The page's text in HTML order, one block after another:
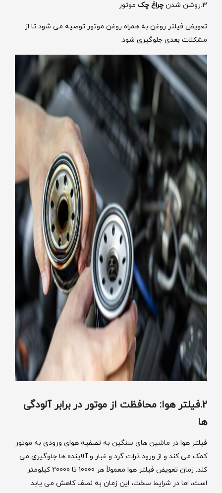
3.روشن شدن چراغ چک موتور
تعویض فیلتر روغن به همراه روغن موتور توصیه می شود تا از
مشکلات بعدی جلوگیری شود.
2.فیلتر هوا: محافظت از موتور در برابر آلودگی‌
ها
فیلتر هوا در ماشین ‌های سنگین به تصفیه هوای ورودی به موتور
کمک می ‌کند و از ورود ذرات گرد و غبار و آلاینده ‌ها جلوگیری می
‌کند. زمان تعویض فیلتر هوا معمولاً هر 10000 تا 20000 کیلومتر
است، اما در شرایط سخت، این زمان به نصف کاهش می‌ یابد.